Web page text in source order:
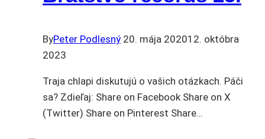
ByPeter Podlesný 20. mája 202012. októbra
2023
Traja chlapi diskutujú o vašich otázkach. Páči
sa? Zdieľaj: Share on Facebook Share on X
(Twitter) Share on Pinterest Share…